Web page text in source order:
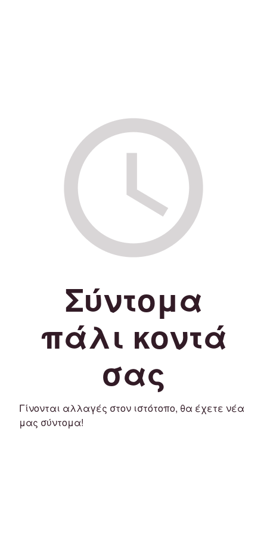
Σύντομα
πάλι κοντά
σας
Γίνονται αλλαγές στον ιστότοπο, θα έχετε νέα
μας σύντομα!